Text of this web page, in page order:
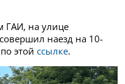
ГАИ, на улице
наезд на 10-
этой ссылке.